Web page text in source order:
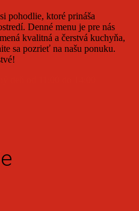
pohodlie, ktoré prináša
Denné menu je pre nás
kvalitná a čerstvá kuchyňa,
sa pozrieť na našu ponuku.